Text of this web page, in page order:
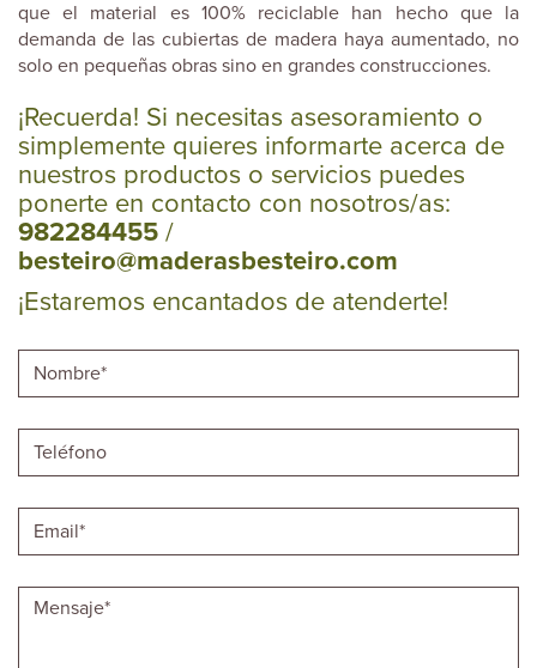
que el material es 100% reciclable han hecho que la
demanda de las cubiertas de madera haya aumentado, no
solo en pequeñas obras sino en grandes construcciones.
¡Recuerda! Si necesitas asesoramiento o
simplemente quieres informarte acerca de
nuestros productos o servicios puedes
ponerte en contacto con nosotros/as:
982284455 /
besteiro@maderasbesteiro.com
¡Estaremos encantados de atenderte!